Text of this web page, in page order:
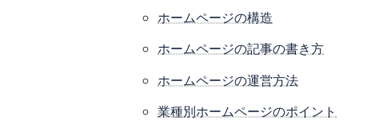
ホームページの構造
ホームページの記事の書き方
ホームページの運営方法
業種別ホームページのポイント